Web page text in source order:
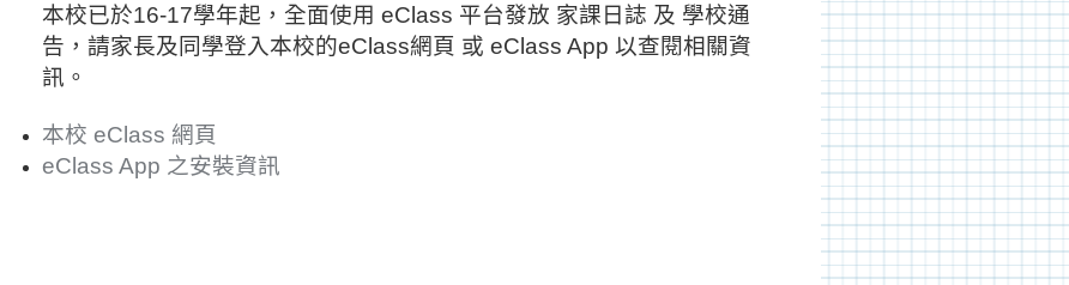
本校已於16-17學年起，全面使用 eClass 平台發放 家課日誌 及 學校通
告，請家長及同學登入本校的eClass網頁 或 eClass App 以查閱相關資
訊。
本校 eClass 網頁
eClass App 之安裝資訊